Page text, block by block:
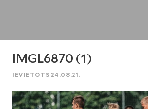
IMGL6870 (1)
IEVIETOTS 24.08.21.